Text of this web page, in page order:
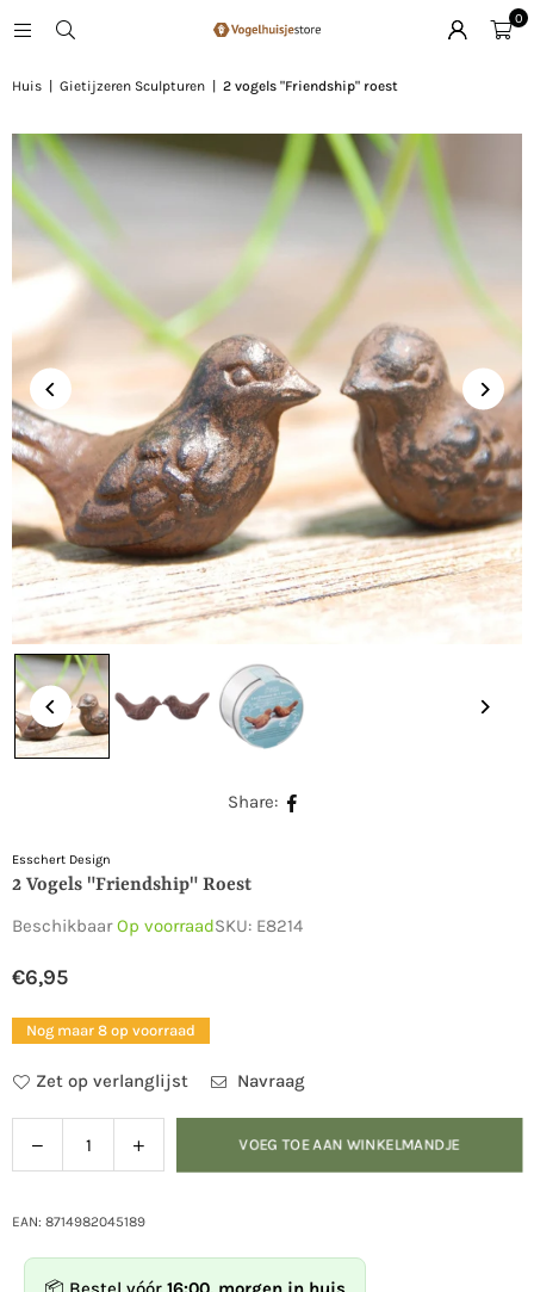
0
Huis Gietijzeren Sculpturen 2 vogels "Friendship" roest
Share:
Esschert Design
2 Vogels "Friendship" Roest
BeschikbaarOp voorraadSKU: E8214
Normale
prijs
€6,95
Nog maar 8 op voorraad
Zet op verlanglijst Navraag
Hoeveelheid
Verlaag
de
voor
vogels
Verhoog
de
voor
vogels
VOEG TOE AAN WINKELMANDJE
EAN: 8714982045189